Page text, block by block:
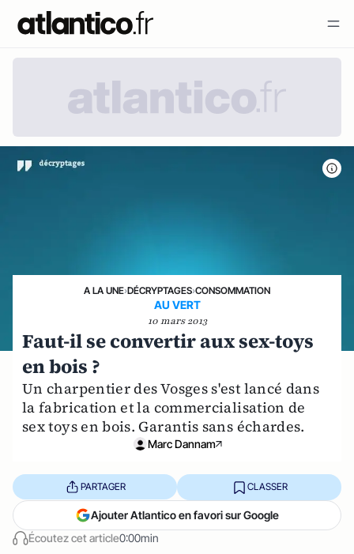
A LA UNE›DÉCRYPTAGES›CONSOMMATION
AU VERT
10 mars 2013
Faut-il se convertir aux sex-toys
en bois ?
Un charpentier des Vosges s'est lancé dans
la fabrication et la commercialisation de
sex toys en bois. Garantis sans échardes.
Marc Dannam
Écoutez cet article0:00min
PARTAGER CLASSER
Ajouter Atlantico en favori sur Google